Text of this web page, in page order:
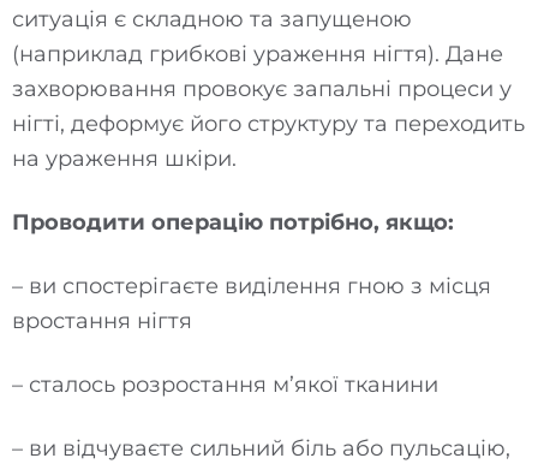
ситуація є складною та запущеною
(наприклад грибкові ураження нігтя). Дане
захворювання провокує запальні процеси у
нігті, деформує його структуру та переходить
на ураження шкіри.
Проводити операцію потрібно, якщо:
– ви спостерігаєте виділення гною з місця
вростання нігтя
– сталось розростання м’якої тканини
– ви відчуваєте сильний біль або пульсацію,